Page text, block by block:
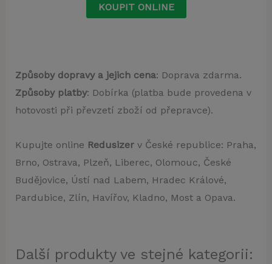
KOUPIT ONLINE
Způsoby dopravy a jejich cena: Doprava zdarma.
Způsoby platby: Dobírka (platba bude provedena v
hotovosti při převzetí zboží od přepravce).
Kupujte online Redusizerv České republice: Praha,
Brno, Ostrava, Plzeň, Liberec, Olomouc, České
Budějovice, Ústí nad Labem, Hradec Králové,
Pardubice, Zlín, Havířov, Kladno, Most a Opava.
Další produkty ve stejné kategorii: